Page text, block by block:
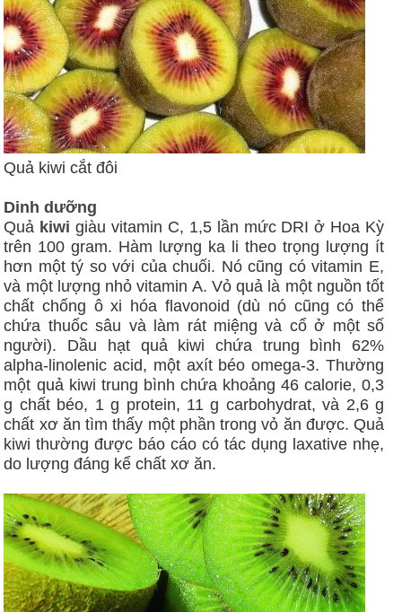
Quả kiwi cắt đôi
Dinh dưỡng
Quả kiwi giàu vitamin C, 1,5 lần mức DRI ở Hoa Kỳ
trên 100 gram. Hàm lượng ka li theo trọng lượng ít
hơn một tý so với của chuối. Nó cũng có vitamin E,
và một lượng nhỏ vitamin A. Vỏ quả là một nguồn tốt
chất chống ô xi hóa flavonoid (dù nó cũng có thể
chứa thuốc sâu và làm rát miệng và cổ ở một số
người). Dầu hạt quả kiwi chứa trung bình 62%
alpha-linolenic acid, một axít béo omega-3. Thường
một quả kiwi trung bình chứa khoảng 46 calorie, 0,3
g chất béo, 1 g protein, 11 g carbohydrat, và 2,6 g
chất xơ ăn tìm thấy một phần trong vỏ ăn được. Quả
kiwi thường được báo cáo có tác dụng laxative nhẹ,
do lượng đáng kể chất xơ ăn.